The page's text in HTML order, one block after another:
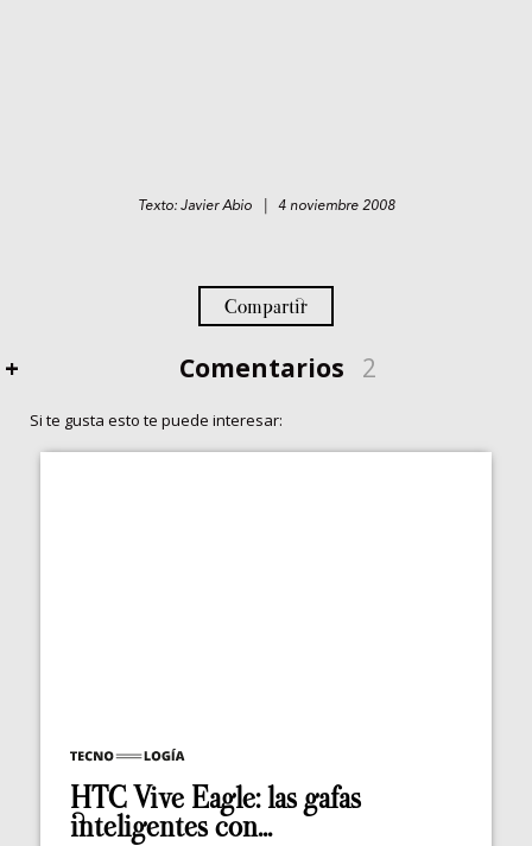
Texto: Javier Abio | 4 noviembre 2008
Compartir
+ Comentarios 2
Si te gusta esto te puede interesar:
HTC Vive Eagle: las gafas
inteligentes con...